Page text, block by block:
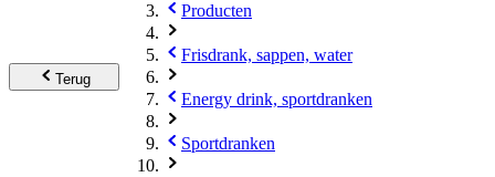
Terug
Producten
Frisdrank, sappen, water
Energy drink, sportdranken
Sportdranken